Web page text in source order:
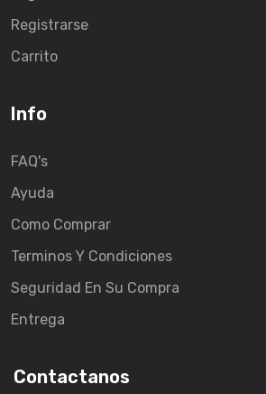
Registrarse
Carrito
Info
FAQ's
Ayuda
Como Comprar
Terminos Y Condiciones
Seguridad En Su Compra
Entrega
Contactanos